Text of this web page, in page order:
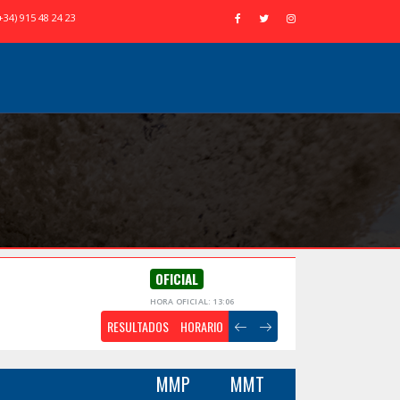
915 48 24 23
OFICIAL
HORA OFICIAL: 13:06
RESULTADOS HORARIO
MMP MMT